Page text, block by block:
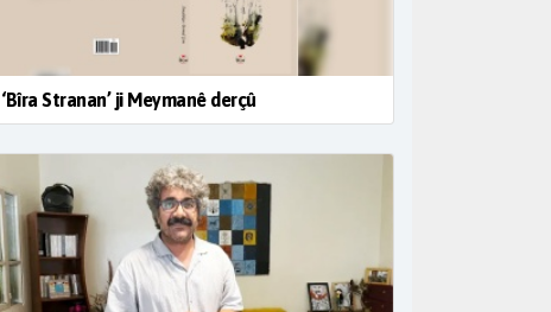
‘Bîra Stranan’ ji Meymanê derçû